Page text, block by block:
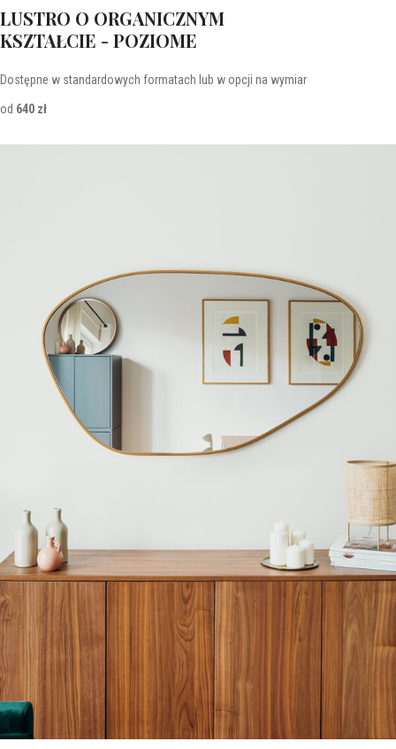
LUSTRO O ORGANICZNYM
KSZTAŁCIE - POZIOME
Dostępne w standardowych formatach lub w opcji na wymiar
od 640 zł